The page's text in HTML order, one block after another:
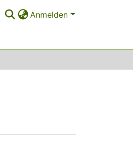
Anmelden